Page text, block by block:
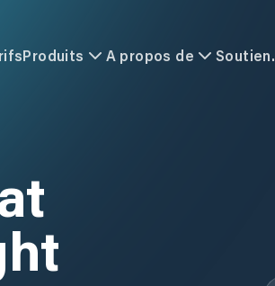
Produits A propos de Soutien.